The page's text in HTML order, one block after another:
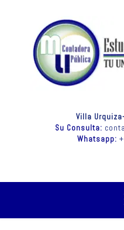
Villa
Su Consulta:
Whatsapp: